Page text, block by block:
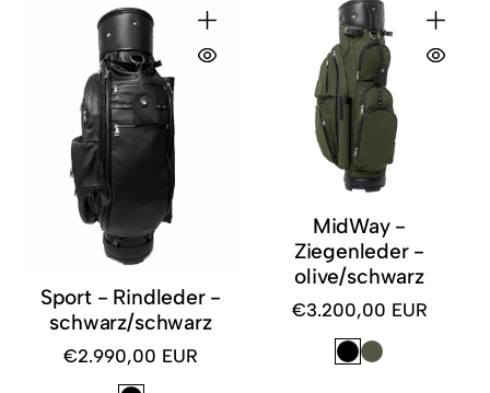
Sport - Rindleder -
schwarz/schwarz
€2.990,00 EUR
Regulärer
Preis
MidWay -
Ziegenleder -
olive/schwarz
€3.200,00 EUR
Regulärer
Preis